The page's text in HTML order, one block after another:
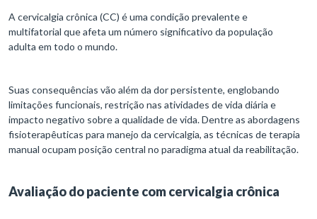
A cervicalgia crônica (CC) é uma condição prevalente e
multifatorial que afeta um número significativo da população
adulta em todo o mundo.
Suas consequências vão além da dor persistente, englobando
limitações funcionais, restrição nas atividades de vida diária e
impacto negativo sobre a qualidade de vida. Dentre as abordagens
fisioterapêuticas para manejo da cervicalgia, as técnicas de terapia
manual ocupam posição central no paradigma atual da reabilitação.
Avaliação do paciente com cervicalgia crônica